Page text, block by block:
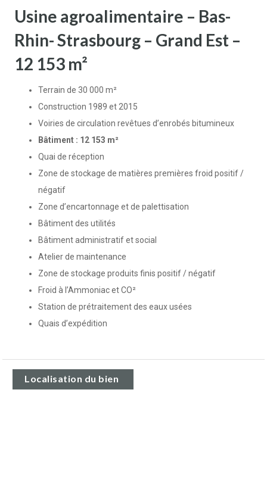
Usine agroalimentaire – Bas-
Rhin- Strasbourg – Grand Est –
12 153 m²
Terrain de 30 000 m²
Construction 1989 et 2015
Voiries de circulation revêtues d’enrobés bitumineux
Bâtiment : 12 153 m²
Quai de réception
Zone de stockage de matières premières froid positif /
négatif
Zone d’encartonnage et de palettisation
Bâtiment des utilités
Bâtiment administratif et social
Atelier de maintenance
Zone de stockage produits finis positif / négatif
Froid à l’Ammoniac et CO²
Station de prétraitement des eaux usées
Quais d’expédition
Localisation du bien